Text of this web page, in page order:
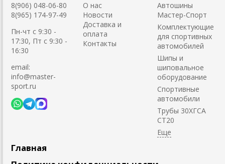
8(906) 048-06-80
8(965) 174-97-49
Пн-чт с 9:30 -
17:30, Пт с 9:30 -
16:30
email:
info@master-
sport.ru
О нас
Новости
Доставка и
оплата
Контакты
Автошины
Мастер-Спорт
Комплектующие
для спортивных
автомобилей
Шипы и
шиповальное
оборудование
Cпортивные
автомобили
Трубы 30ХГСА
СТ20
Главная